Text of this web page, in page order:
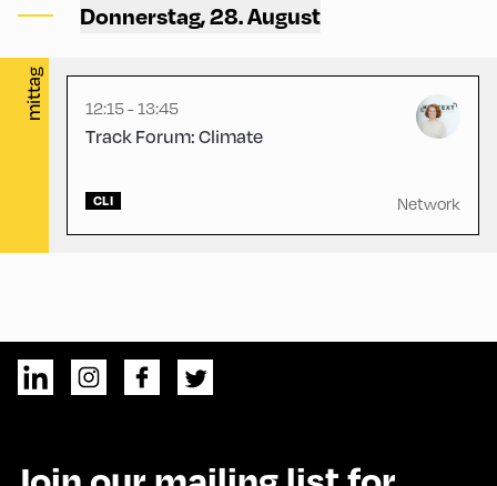
Donnerstag, 28. August
mittag
Hall
12:15 - 13:45
Track Forum: Climate
CLI Network